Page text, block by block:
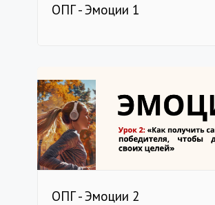
ОПГ - Эмоции 1
ОПГ - Эмоции 2